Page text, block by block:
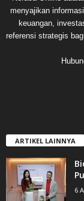
menyajikan
keuangan,
referensi strategis
ARTIKEL LAINNYA
6